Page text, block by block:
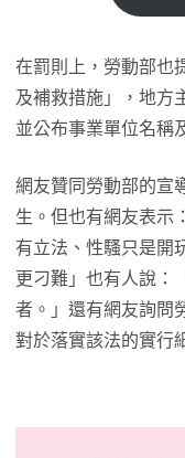
在罰則上，勞動部也
及補救措施」，地方
並公布事業單位名稱
網友贊同勞動部的宣
生。但也有網友表示
有立法、性騷只是開
更刁難」也有人說：
者。」還有網友詢問
對於落實該法的實行